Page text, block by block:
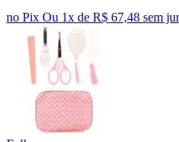
no Pix Ou 1x de R$ 67,48 sem